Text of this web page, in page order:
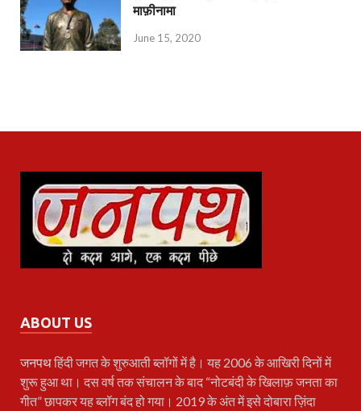
माफ़ीनामा
June 15, 2020
ABOUT US
जनपथहिंदी जगत के शुरुआती ब्लॉगों में है। यह 2006 के आखिरी दिनों में
शुरू हुआ था। दस वर्ष तक संचालन के बाद “नोटबंदी के खिलाफ़ जनता का
गीत” छापकर यह ब्लॉग बंद हो गया। 2019 के अंत में इसे दोबारा ज़िंदा